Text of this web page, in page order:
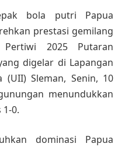
bola putri Papua
prestasi gemilang
2025 Putaran
digelar di Lapangan
(UII) Sleman, Senin, 10
menundukkan
0.
dominasi Papua